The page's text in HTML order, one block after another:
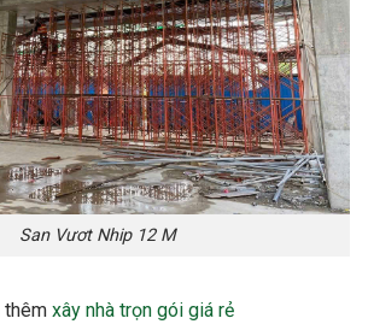
San Vươt Nhip 12 M
thêm xây nhà trọn gói giá rẻ